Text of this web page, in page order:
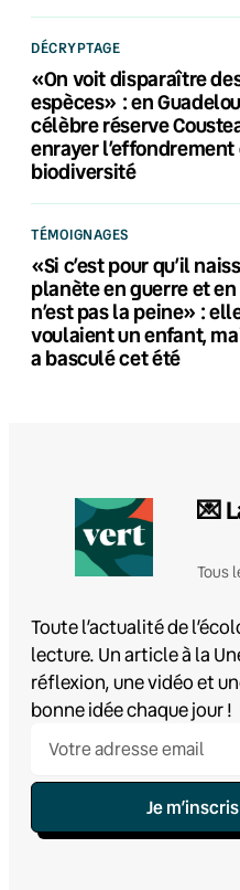
DÉCRYPTAGE
«On voit disparaître
espèces» : en
célèbre réserve
enrayer l’effondrement
biodiversité
TÉMOIGNAGES
«Si c’est pour qu’il
planète en guerre et en
n’est pas la peine» :
voulaient un enfant,
a basculé cet été
💌
Tous
Toute l’actualité de
lecture. Un article à la
réflexion, une vidéo et
bonne idée chaque jour !
Je